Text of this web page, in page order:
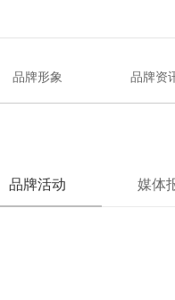
品牌形象 品牌资
品牌活动 媒体